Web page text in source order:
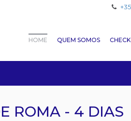
HOME QUEM SOMOS
ROMA - 4 DIAS